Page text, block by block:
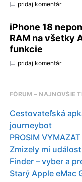
pridaj komentár
iPhone 18
RAM na všetky
funkcie
pridaj komentár
FÓRUM – NAJNOVŠIE
Cestovateľská
journeybot
PROSIM VYMAZAT
Zmizely mi
Finder – vyber a
Starý Apple eMac